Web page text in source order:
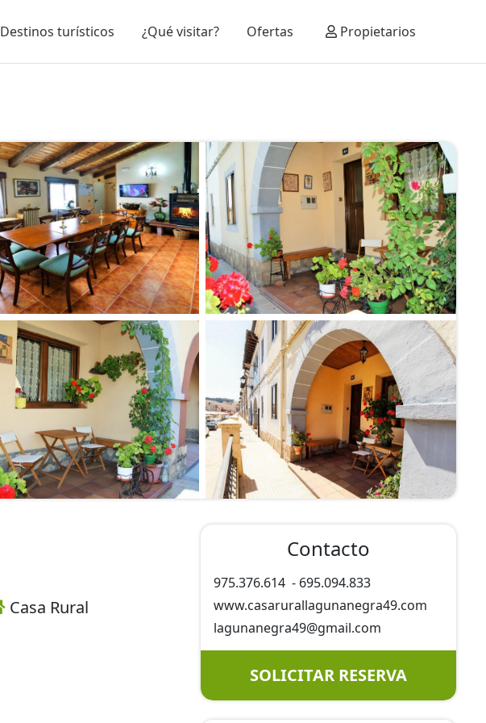
Destinos turísticos ¿Qué visitar? Ofertas Propietarios
Casa Rural
Contacto
975.376.614 - 695.094.833
www.casarurallagunanegra49.com
lagunanegra49@gmail.com
SOLICITAR RESERVA